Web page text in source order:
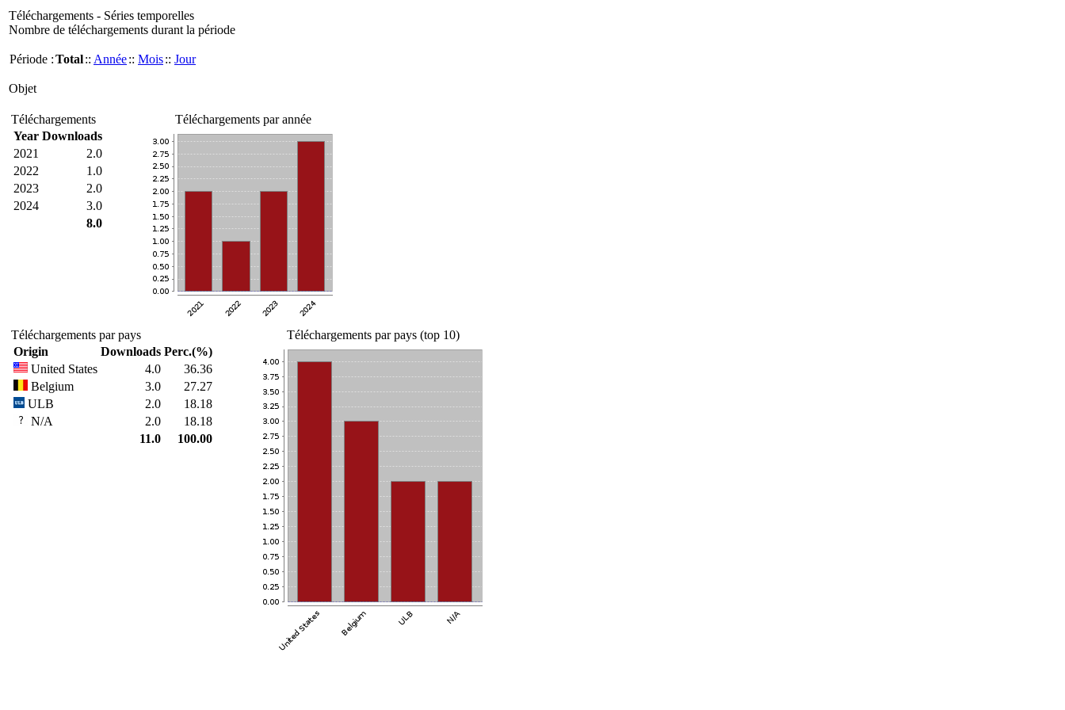
Téléchargements - Séries temporelles
Nombre de téléchargements durant la période
Période :Total:: Année:: Mois:: Jour
Objet
Téléchargements
Year Downloads
2021
2.0
2022
1.0
2023
2.0
2024
3.0
8.0
Téléchargements par année
Téléchargements par pays
Origin
Downloads Perc.(%)
United States
4.0
36.36
Belgium
3.0
27.27
ULB
2.0
18.18
N/A
2.0
18.18
11.0
100.00
Téléchargements par pays (top 10)